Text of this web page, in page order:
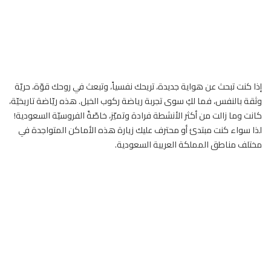
إذا كنت تبحث عن هواية جديدة، تريحك نفسياً، وتبعث في روحك قوّة، حريّة
وثقة بالنفس، فما لكِ سوى تجربة رياضة ركوب الخيل. هذه ريّاضة تاريخيّة،
كانت وما زالت من أكثر الأنشطة فرادة وتميّز، خاصّةً الفروسيّة السعودية!
لذا سواء كنت مبتدئ أو محترف عليك زيارة هذه الأماكن المتواجدة في
مختلف مناطق المملكة العريية السعودية.